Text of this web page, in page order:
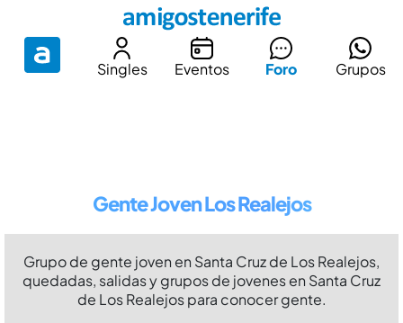
Singles Eventos Foro Grupos
Gente Joven Los Realejos
Grupo de gente joven en Santa Cruz de Los Realejos,
quedadas, salidas y grupos de jovenes en Santa Cruz
de Los Realejos para conocer gente.